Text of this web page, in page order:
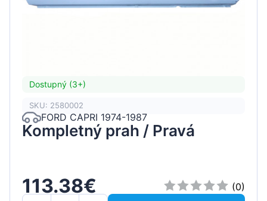
Dostupný (3+)
SKU: 2580002
FORD CAPRI 1974-1987
Kompletný prah / Pravá
113.38€
(0)